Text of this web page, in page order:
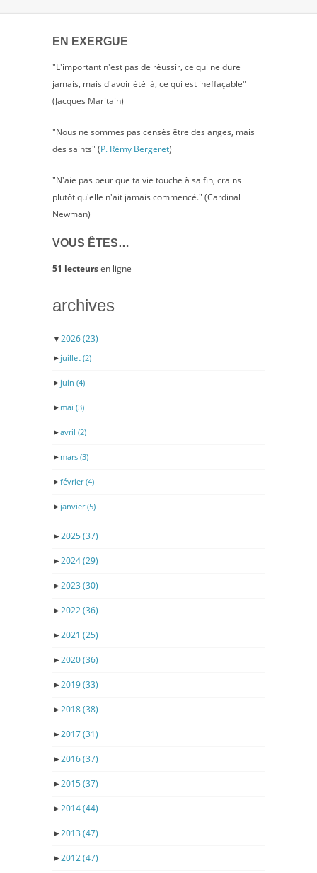
EN EXERGUE
"L'important n'est pas de réussir, ce qui ne dure
jamais, mais d'avoir été là, ce qui est ineffaçable"
(Jacques Maritain)
"Nous ne sommes pas censés être des anges, mais
des saints" (P. Rémy Bergeret)
"N'aie pas peur que ta vie touche à sa fin, crains
plutôt qu'elle n'ait jamais commencé." (Cardinal
Newman)
VOUS ÊTES…
51 lecteursen ligne
archives
▼2026(23)
► juillet (2)
► juin (4)
► mai (3)
►avril (2)
► mars (3)
►février(4)
► janvier(5)
►2025(37)
►2024(29)
►2023 (30)
►2022(36)
►2021 (25)
►2020(36)
►2019(33)
►2018(38)
►2017(31)
►2016(37)
►2015(37)
►2014(44)
►2013 (47)
►2012(47)